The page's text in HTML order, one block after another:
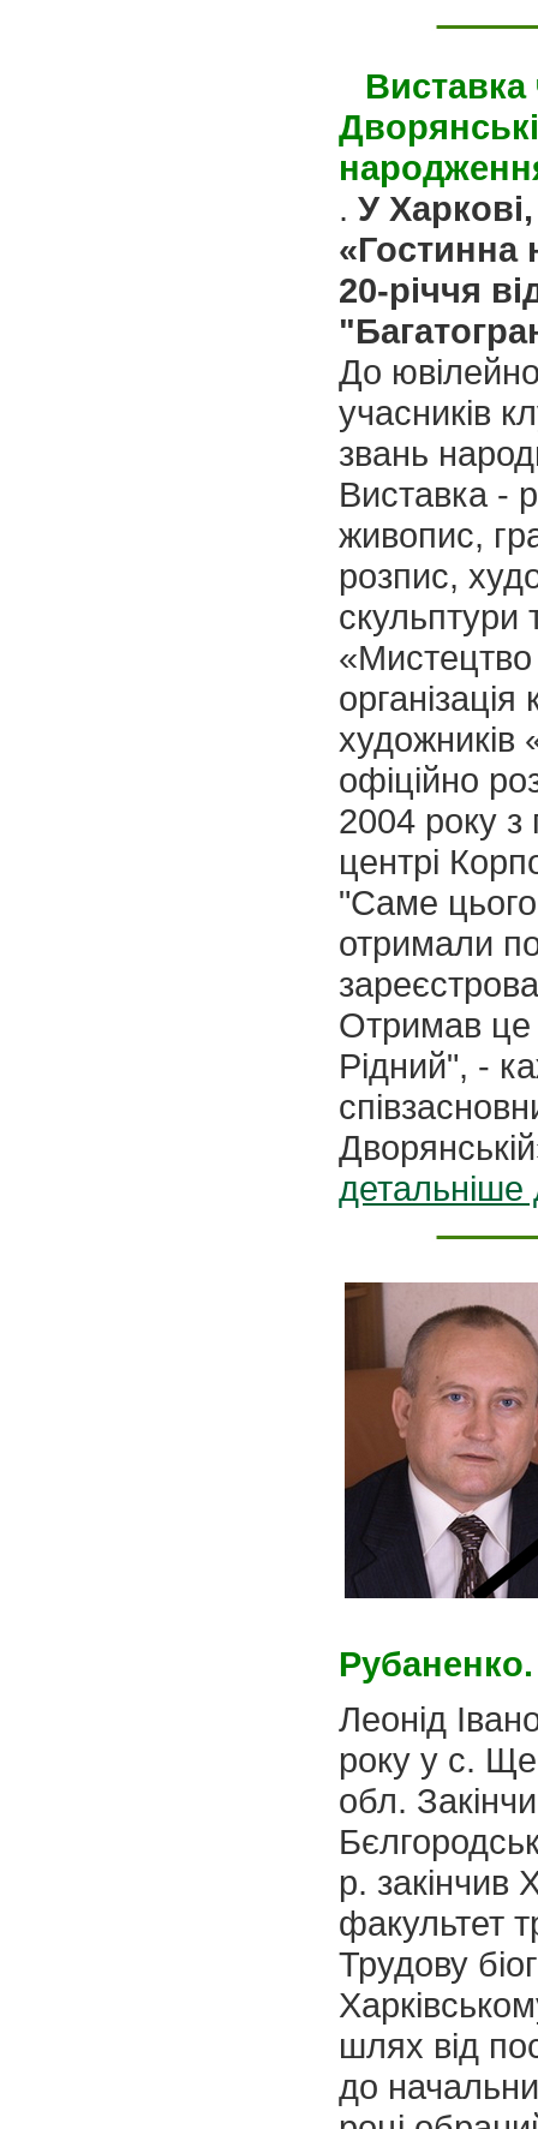
Виставка
. У
«Гостинна
20-річчя
До
учасників
звань
Виставка -
живопис,
розпис,
скульптури
художників
офіційно
2004 року з
центрі
"Саме
отримали
Отримав це
Рідний", -
детальніше
Рубаненко.
Леонід
року у с.
обл.
р. закінчив
факультет
Трудову
шлях від
до